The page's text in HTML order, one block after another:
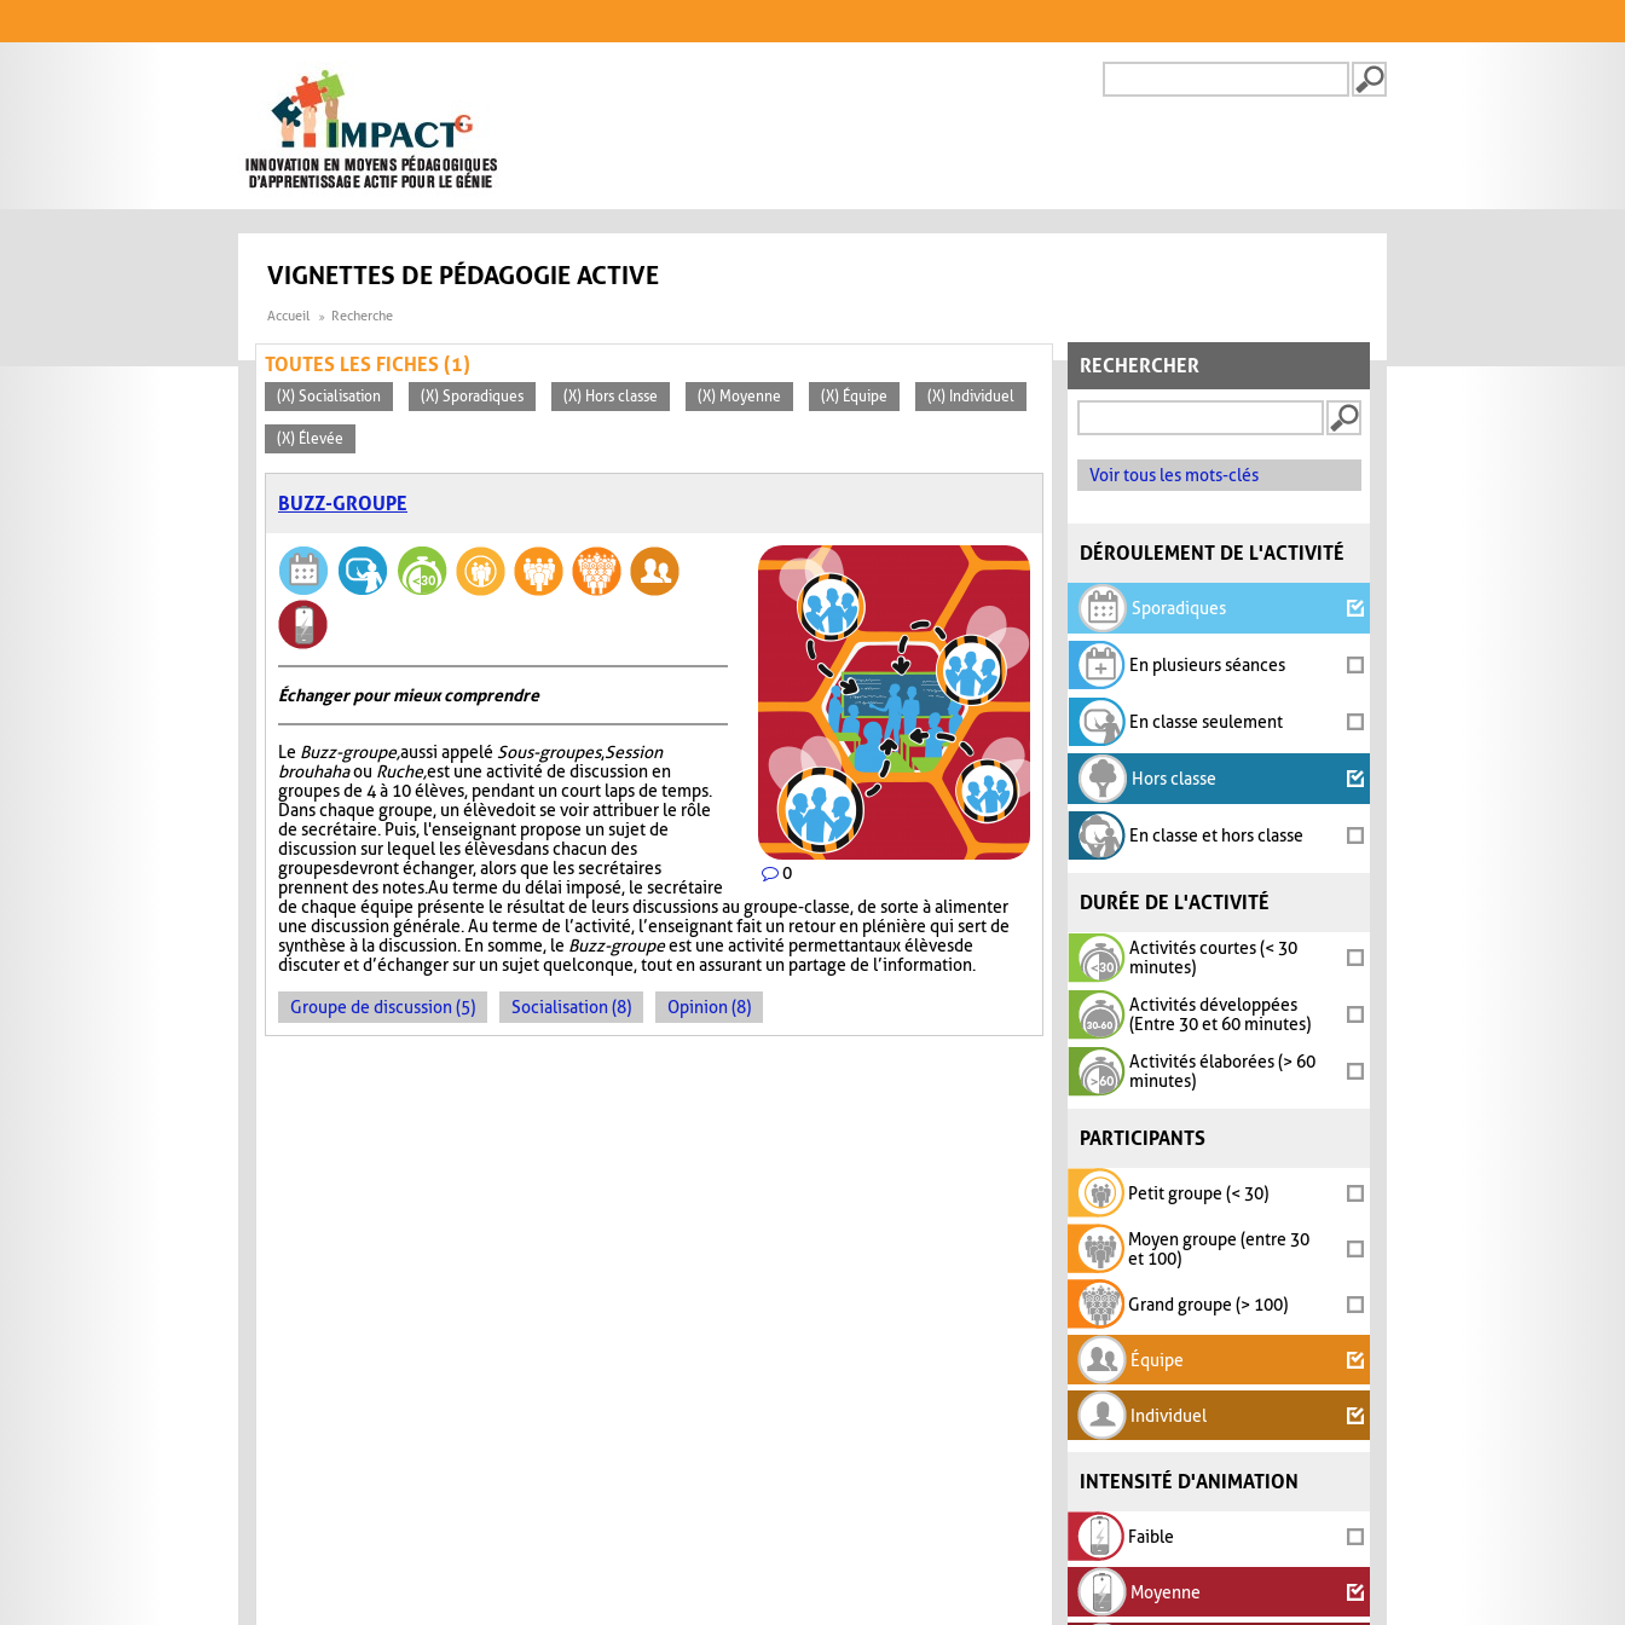
FORMULAIRE DE
VIGNETTES DE PÉDAGOGIE ACTIVE
Accueil Recherche
RECHERCHER
Voir tous les mots-clés
DÉROULEMENT DE L'ACTIVITÉ
Sporadiques
En plusieurs séances
En classe seulement
Hors classe
En classe et hors classe
DURÉE DE L'ACTIVITÉ
Activités courtes (< 30
minutes)
Activités développées
(Entre 30 et 60 minutes)
Activités élaborées (> 60
minutes)
PARTICIPANTS
Petit groupe (< 30)
Moyen groupe (entre 30
et 100)
Grand groupe (> 100)
Équipe
Individuel
INTENSITÉ D'ANIMATION
Faible
Moyenne
TOUTES LES FICHES (1)
(X) Socialisation (X) Sporadiques (X) Hors classe (X) Moyenne (X) Équipe (X) Individuel
(X) Élevée
BUZZ-GROUPE
0
Échanger pour mieux comprendre
Le Buzz-groupe,aussi appelé Sous-groupes,Session
brouhahaou Ruche,est une activité de discussion en
groupes de 4 à 10 élèves, pendant un court laps de temps.
Dans chaque groupe, un élève doit se voir attribuer le rôle
de secrétaire. Puis, l'enseignant propose un sujet de
discussion sur lequel les élèves dans chacun des
groupes devront échanger, alors que les secrétaires
prennent des notes. Au terme du délai imposé, le secrétaire
de chaque équipe présente le résultat de leurs discussions au groupe-classe, de sorte à alimenter
une discussion générale. Au terme de l’activité, l’enseignant fait un retour en plénière qui sert de
synthèse à la discussion. En somme, le Buzz-groupeest une activité permettant aux élèves de
discuter et d’échanger sur un sujet quelconque, tout en assurant un partage de l’information.
Groupe de discussion (5) Socialisation (8) Opinion (8)